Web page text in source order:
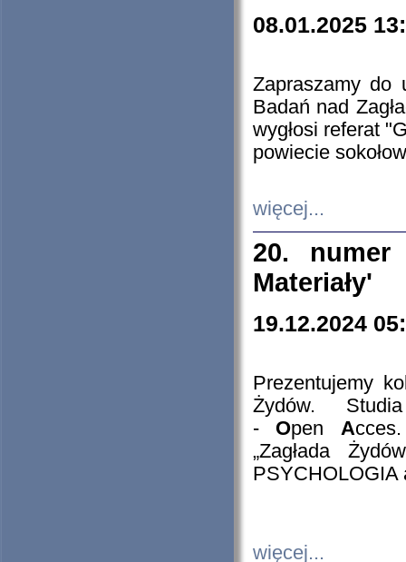
08.01.2025
Zapraszamy do
Badań nad
wygłosi referat
powiecie
więcej...
20. numer
Materiały'
19.12.2024
Prezentujemy
Żydów.
- Open A
„Zagłada
PSYCHOLOGIA
więcej...